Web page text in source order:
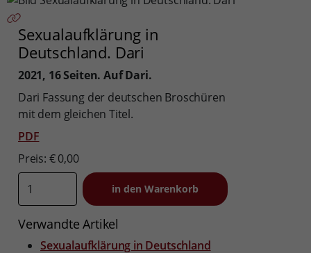
Sexualaufklärung in
Deutschland. Dari
2021, 16 Seiten. Auf Dari.
Dari Fassung der deutschen Broschüren
mit dem gleichen Titel.
PDF
Preis: € 0,00
Verwandte Artikel
Sexualaufklärung in Deutschland